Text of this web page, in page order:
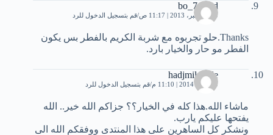
bo_7amed
10 ديسمبر، 2013 | 11:17 ص قم بتسجيل الدخول للرد
Thanks.حلو تجربوه مع شربة الكريم بالفطر بس يكون
الفطر مو حار والخيار بارد.
hadjmil oude
20 يناير، 2014 | 11:10 م قم بتسجيل الدخول للرد
ماشاء الله.هذا كله في الخيار؟؟ جزاكم الله خير.. الله
يفتحها عليكم يارب.
ونشكر كل الساهرين على هذا المنتدى ووفقكم الله الى